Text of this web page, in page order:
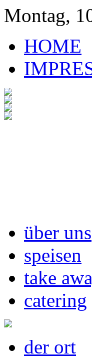
Montag,
HOME
über uns
speisen
take
catering
der ort